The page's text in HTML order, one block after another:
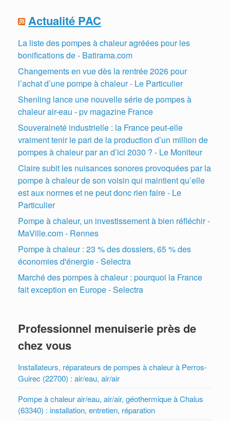
Actualité PAC
La liste des pompes à chaleur agréées pour les
bonifications de - Batirama.com
Changements en vue dès la rentrée 2026 pour
l’achat d’une pompe à chaleur - Le Particulier
Shenling lance une nouvelle série de pompes à
chaleur air-eau - pv magazine France
Souveraineté industrielle : la France peut-elle
vraiment tenir le pari de la production d’un million de
pompes à chaleur par an d’ici 2030 ? - Le Moniteur
Claire subit les nuisances sonores provoquées par la
pompe à chaleur de son voisin qui maintient qu’elle
est aux normes et ne peut donc rien faire - Le
Particulier
Pompe à chaleur, un investissement à bien réfléchir -
MaVille.com - Rennes
Pompe à chaleur : 23 % des dossiers, 65 % des
économies d'énergie - Selectra
Marché des pompes à chaleur : pourquoi la France
fait exception en Europe - Selectra
Professionnel menuiserie près de
chez vous
Installateurs, réparateurs de pompes à chaleur à Perros-
Guirec (22700) : air/eau, air/air
Pompe à chaleur air/eau, air/air, géothermique à Chalus
(63340) : installation, entretien, réparation